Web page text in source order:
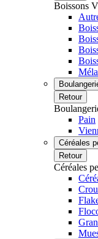
Boissons
Retour
Pain
Céréales
Retour
Céréales